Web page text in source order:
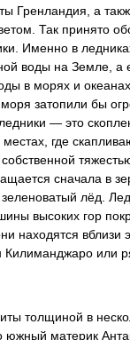
Гренландия, а
Так принято
Именно в
воды на Земле, а
в морях и
затопили бы
— это
где
сначала в
лёд.
высоких гор
находятся вблизи
Килиманджаро или
толщиной в
южный материк